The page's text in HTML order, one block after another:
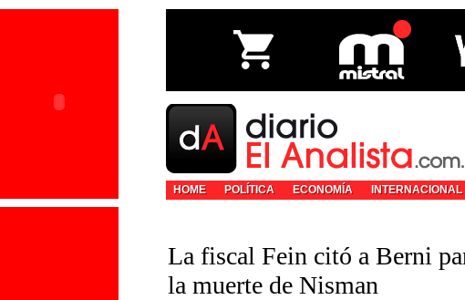
HOME POLÍTICA ECONOMÍA INTERNACIONAL
La fiscal Fein citó a Berni
la muerte de Nisman